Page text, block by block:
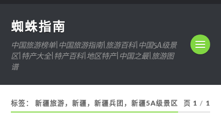
蜘蛛指南
中国旅游榜单|中国旅游指南|旅游百科|中国5A级景
区|特产大全|特产百科|地区特产|中国之最|旅游图
谱
标签：新疆旅游，新疆，新疆兵团，新疆5A级景区 页 1 / 1